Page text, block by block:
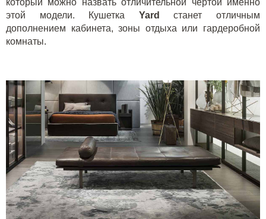
этой модели. Кушетка Yard
станет отличным
дополнением кабинета, зоны отдыха или гардеробной
комнаты.